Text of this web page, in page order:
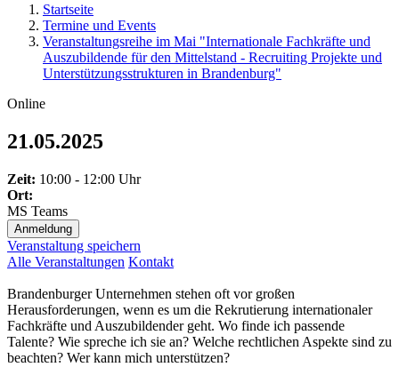
Startseite
Termine und Events
Veranstaltungsreihe im Mai "Internationale Fachkräfte und
Auszubildende für den Mittelstand - Recruiting Projekte und
Unterstützungsstrukturen in Brandenburg"
Online
21.05.2025
Zeit: 10:00 - 12:00 Uhr
Ort:
MS Teams
Anmeldung
Veranstaltung speichern
Alle Veranstaltungen Kontakt
Brandenburger Unternehmen stehen oft vor großen
Herausforderungen, wenn es um die Rekrutierung internationaler
Fachkräfte und Auszubildender geht. Wo finde ich passende
Talente? Wie spreche ich sie an? Welche rechtlichen Aspekte sind zu
beachten? Wer kann mich unterstützen?